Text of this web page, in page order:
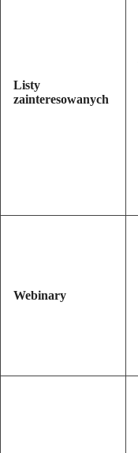
Listy
zainteresowanych
Webinary